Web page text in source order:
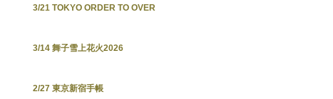
3/21 TOKYO ORDER TO OVER
3/14 舞子雪上花火2026
2/27 東京新宿手帳